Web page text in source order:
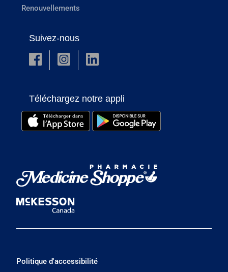
Renouvellements
Suivez-nous
Téléchargez notre appli
Politique d'accessibilité